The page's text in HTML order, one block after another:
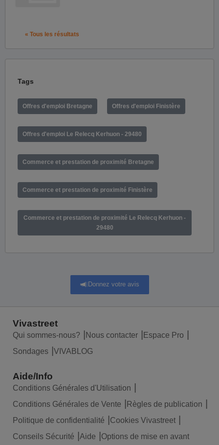
« Tous les résultats
Tags
Offres d'emploi Bretagne Offres d'emploi Finistère
Offres d'emploi Le Relecq Kerhuon - 29480
Commerce et prestation de proximité Bretagne
Commerce et prestation de proximité Finistère
Commerce et prestation de proximité Le Relecq Kerhuon -
29480
Donnez votre avis
Vivastreet
Qui sommes-nous? Nous contacter
Espace Pro
Sondages
VIVABLOG
Aide/Info
Conditions Générales d'Utilisation
Conditions Générales de Vente
Règles de publication
Politique de confidentialité
Cookies Vivastreet
Conseils Sécurité
Aide Options de mise en avant